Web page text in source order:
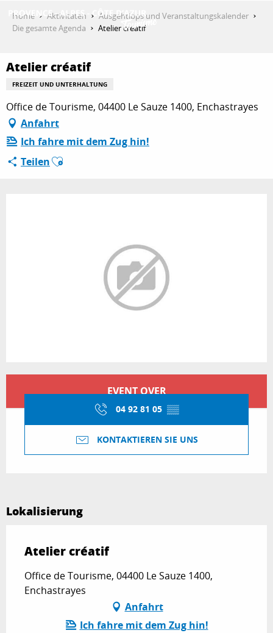
contenu
AKTIVITÄTEN
AUFENTHALT
Home Aktivitäten
Ausgehtipps und Veranstaltungskalender
Die gesamte Agenda
Atelier créatif
Atelier créatif
FREIZEIT UND UNTERHALTUNG
Office de Tourisme, 04400 Le Sauze 1400, Enchastrayes
Anfahrt
Ich fahre mit dem Zug hin!
TeilenAjouter aux favoris
EVENT OVER
04 92 81 05 ▒▒
KONTAKTIEREN SIE UNS
Lokalisierung
Atelier créatif
Office de Tourisme, 04400 Le Sauze 1400,
Enchastrayes
Anfahrt
Ich fahre mit dem Zug hin!